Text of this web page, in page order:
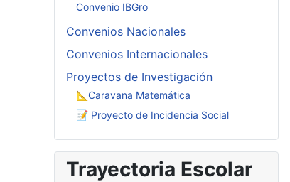
Convenio IBGro
Convenios Nacionales
Convenios Internacionales
Proyectos de Investigación
📐Caravana Matemática
📝 Proyecto de Incidencia Social
Trayectoria Escolar